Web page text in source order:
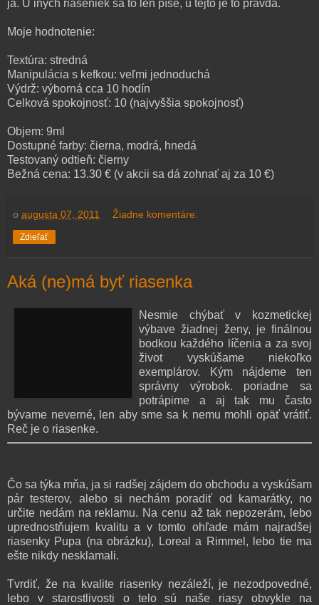
ja. U iných riaseniek sa to len píše, u tejto je to pravda.
Moje hodnotenie:
Textúra: stredná
Manipulácia s kefkou: veľmi jednoduchá
Výdrž: výborná cca 10 hodín
Celková spokojnosť: 10 (najvyššia spokojnosť)
Objem: 9ml
Dostupné farby: čierna, modrá, hnedá
Testovaný odtieň: čierny
Bežná cena: 13.30 € (v akcii sa dá zohnať aj za 10 €)
o augusta 07, 2011 Žiadne komentáre:
Zdieľať
Aká (ne)má byť riasenka
Nesmie chýbať v kozmetickej
výbave žiadnej ženy, je finálnou
bodkou každého líčenia a za svoj
život vyskúšame niekoľko
exemplárov. Kým nájdeme ten
správny výrobok. poriadne sa
potrápime a aj tak mu často
bývame neverné, len aby sme sa k nemu mohli opäť vrátiť.
Reč je o riasenke.
Čo sa týka mňa, ja si radšej zájdem do obchodu a vyskúšam
pár testerov, alebo si nechám poradiť od kamarátky, no
určite nedám na reklamu. Na cenu až tak nepozerám, lebo
uprednostňujem kvalitu a v tomto ohľade mám najradšej
riasenky Pupa (na obrázku), Loreal a Rimmel, lebo tie ma
ešte nikdy nesklamali.
Tvrdiť, že na kvalite riasenky nezáleží, je nezodpovedné,
lebo v starostlivosti o telo sú naše riasy obvykle na